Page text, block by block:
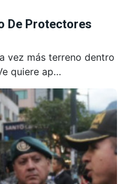
De Protectores
vez más terreno dentro
quiere ap…